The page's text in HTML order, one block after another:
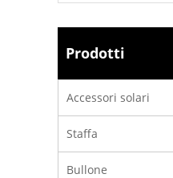
Prodotti
Accessori solari
Staffa
Bullone